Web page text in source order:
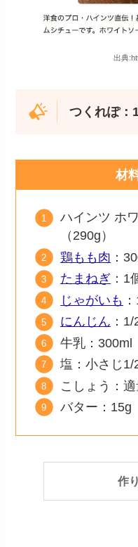
出典
つくれぽ：
材
ハインツ ホ
（290g）
鶏もも肉 ：
たまねぎ ：1
じゃがいも
にんじん ：
牛乳：300ml
塩：小さじ1/
こしょう：
バター：15g
作